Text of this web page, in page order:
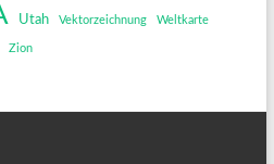
Utah Vektorzeichnung Weltkarte
Zion